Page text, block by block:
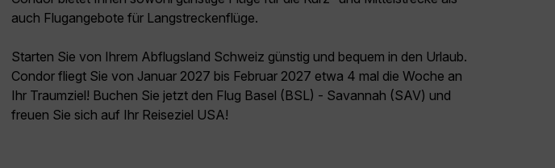
auch Flugangebote für Langstreckenflüge.
Starten Sie von Ihrem Abflugsland Schweiz günstig und bequem in den Urlaub.
Condor fliegt Sie von Januar 2027 bis Februar 2027 etwa 4 mal die Woche an
Ihr Traumziel! Buchen Sie jetzt den Flug Basel (BSL) - Savannah (SAV) und
freuen Sie sich auf Ihr Reiseziel USA!